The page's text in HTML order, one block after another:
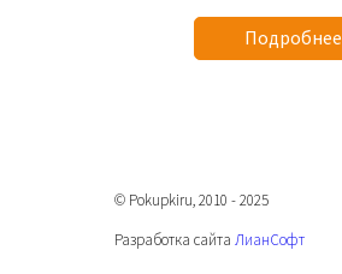
Подробнее
© Pokupkiru, 2010 - 2025
Разработка сайта ЛианСофт